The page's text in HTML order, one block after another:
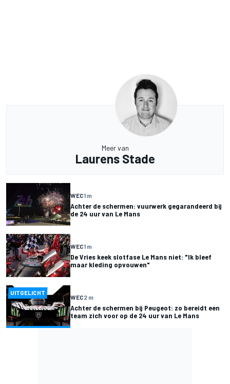
Meer van
Laurens Stade
WEC1 m
Achter de schermen: vuurwerk gegarandeerd bij
de 24 uur van Le Mans
WEC1 m
De Vries keek slotfase Le Mans niet: "Ik bleef
maar kleding opvouwen"
UITGELICHT
WEC2 m
Achter de schermen bij Peugeot: zo bereidt een
team zich voor op de 24 uur van Le Mans